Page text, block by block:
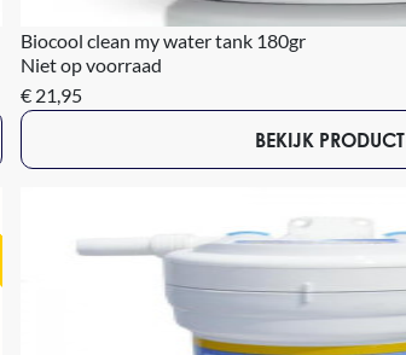
Biocool clean my water tank 180gr
Niet op voorraad
€ 21,95
BEKIJK PRODUCT